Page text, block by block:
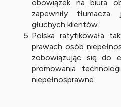
obowiązek na biura
zapewniły
głuchych klientów.
Polska ratyfikowała
prawach osób
zobowiązując się do
promowania
niepełnosprawne.